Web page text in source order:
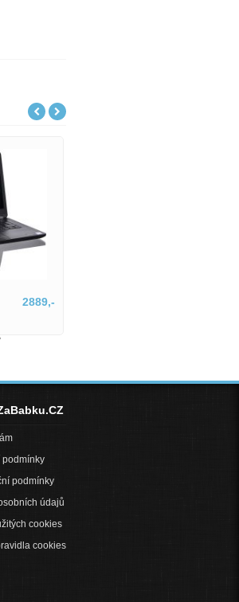
2889,-
podmínky
podmínky
údajů
cookies
cookies